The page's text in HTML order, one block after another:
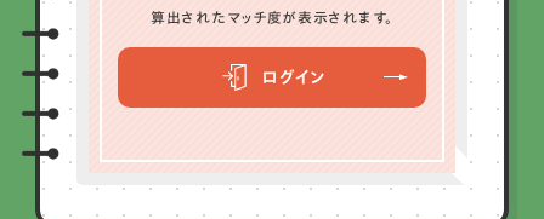
算出されたマッチ度が表示されます。
ログイン